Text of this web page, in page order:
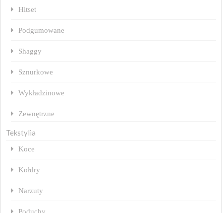
Hitset
Podgumowane
Shaggy
Sznurkowe
Wykładzinowe
Zewnętrzne
Tekstylia
Koce
Kołdry
Narzuty
Poduchy